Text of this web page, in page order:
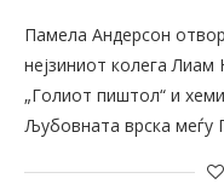
Памела Андерсон
нејзиниот колега
„Голиот пиштол“ и
Љубовната врска меѓу